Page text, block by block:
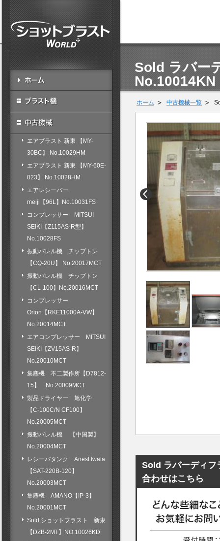
Sold ラバー
No.10014KN
ホーム 中古機械一覧
Sold ラバーディ
合わせはこちら
エアブラスト 新東 【MY-
30BC】 No.10029HM
エアブラスト 新東 【MY-60E-
023】 No.10028HM
エアレシーバー
meiji【96L】No.10031FS
コンプレッサー MITSUI
SEIKI【Z115AS-R型】
No.10028FS
振動バレル機 チップトン
【CQ-20U】 No.20017MCT
振動バレル機 チップトン
【CL-100】No.20016MCT
コンプレッサー
Orion【RKE11000A-VW】
No.20014MCT
エアコンプレッサー MITSUI
SEIKI【ZV15AS-R】
No.20010MCT
集塵機 不二製作所【D7812-
15】 No.20009MCT
製品ドライヤー 旭化学
【C-100C/N CF100】
No.20005MCT
振動バレル機 【中国製】
No.20004MCT
レシーバタンク Anest Iwata
【SAT-220B-120】
No.20003MCT
集塵機 AMANO【IP-3】
No.20001MCT
Sold ショットブラスト 新東
【DZB-2MT】NO.10026KD